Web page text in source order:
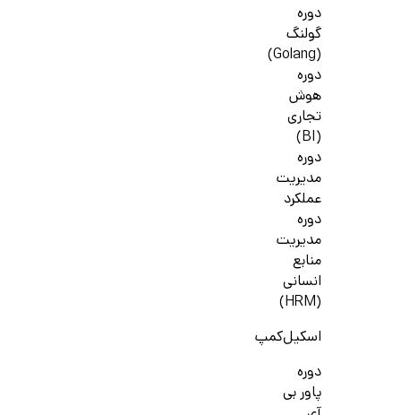
دوره
گولنگ
(Golang)
دوره
هوش
تجاری
(BI)
دوره
مدیریت
عملکرد
دوره
مدیریت
منابع
انسانی
(HRM)
اسکیل‌کمپ
دوره
پاور بی